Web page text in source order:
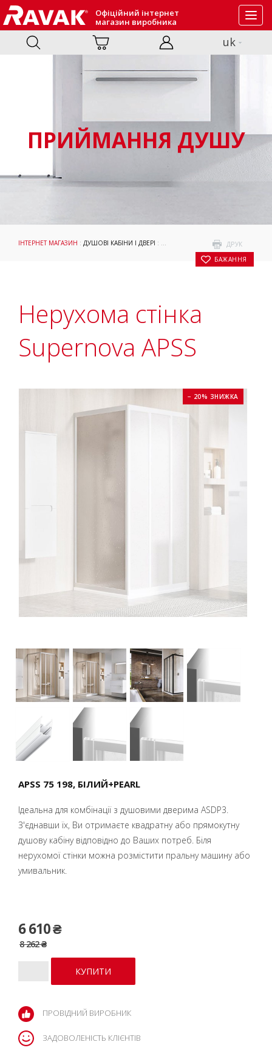
Офіційний інтернет
магазин виробника
uk
ПРИЙМАННЯ ДУШУ
ДРУК
БАЖАННЯ
ІНТЕРНЕТ МАГАЗИН : ДУШОВІ КАБІНИ І ДВЕРІ : ПРИЙМАННЯ ДУШУ : НЕРУХОМА
Нерухома стінка
Supernova APSS
− 20% ЗНИЖКА
APSS 75 198, БІЛИЙ+PEARL
Ідеальна для комбінації з душовими дверима ASDP3.
З'єднавши їх, Ви отримаєте квадратну або прямокутну
душову кабіну відповідно до Ваших потреб. Біля
нерухомої стінки можна розмістити пральну машину або
умивальник.
6 610 ₴
8 262 ₴
ПРОВІДНИЙ ВИРОБНИК
ЗАДОВОЛЕНІСТЬ КЛІЄНТІВ